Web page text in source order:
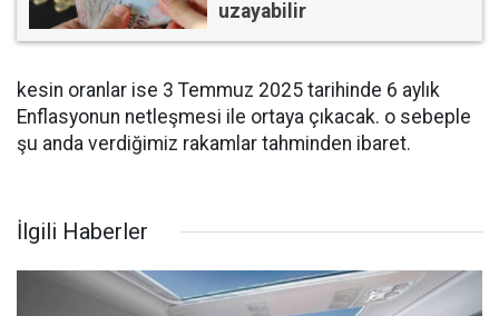
uzayabilir
kesin oranlar ise 3 Temmuz 2025 tarihinde 6 aylık
Enflasyonun netleşmesi ile ortaya çıkacak. o sebeple
şu anda verdiğimiz rakamlar tahminden ibaret.
İlgili Haberler